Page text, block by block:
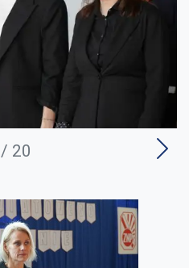
/ 20